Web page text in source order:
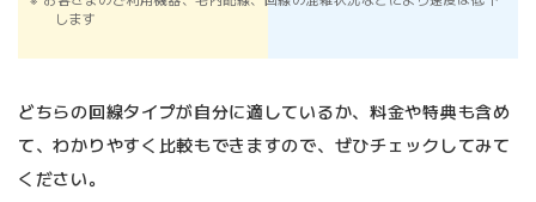
します
どちらの回線タイプが自分に適しているか、料金や特典も含め
て、わかりやすく比較もできますので、ぜひチェックしてみて
ください。